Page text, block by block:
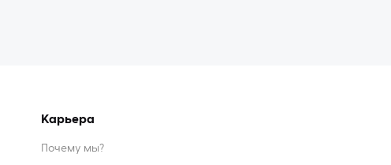
Карьера
Почему мы?